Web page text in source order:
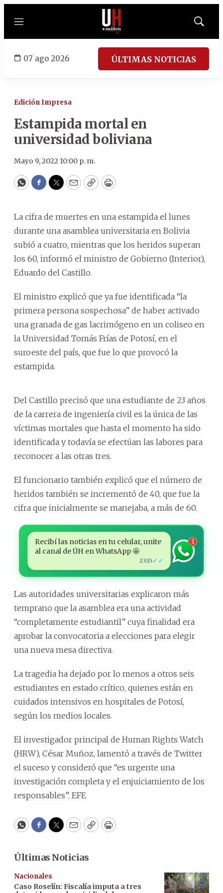
Menú
Mostrar
07 ago 2026 ÚLTIMAS NOTICIAS
Edición Impresa
Estampida mortal en
universidad boliviana
Mayo 9, 2022 10:00 p. m.
WhatsApp
Facebook
Twitter
EmailCopyPrint
La cifra de muertes en una estampida el lunes
durante una asamblea universitaria en Bolivia
subió a cuatro, mientras que los heridos superan
los 60, informó el ministro de Gobierno (Interior),
Eduardo del Castillo.
El ministro explicó que ya fue identificada “la
primera persona sospechosa” de haber activado
una granada de gas lacrimógeno en un coliseo en
la Universidad Tomás Frías de Potosí, en el
suroeste del país, que fue lo que provocó la
estampida.
Del Castillo precisó que una estudiante de 23 años
de la carrera de ingeniería civil es la única de las
víctimas mortales que hasta el momento ha sido
identificada y todavía se efectúan las labores para
reconocer a las otras tres.
El funcionario también explicó que el número de
heridos también se incrementó de 40, que fue la
cifra que inicialmente se manejaba, a más de 60.
Recibí las noticias en tu celular, unite
al canal de ÚH en WhatsApp 🤩
23:15✓✓
1
Las autoridades universitarias explicaron más
temprano que la asamblea era una actividad
“completamente estudiantil” cuya finalidad era
aprobar la convocatoria a elecciones para elegir
una nueva mesa directiva.
La tragedia ha dejado por lo menos a otros seis
estudiantes en estado crítico, quienes están en
cuidados intensivos en hospitales de Potosí,
según los medios locales.
El investigador principal de Human Rights Watch
(HRW), César Muñoz, lamentó a través de Twitter
el suceso y consideró que “es urgente una
investigación completa y el enjuiciamiento de los
responsables”. EFE
WhatsApp
Facebook
Twitter
EmailCopyPrint
Últimas Noticias
Nacionales
Caso Roselín: Fiscalía imputa a tres